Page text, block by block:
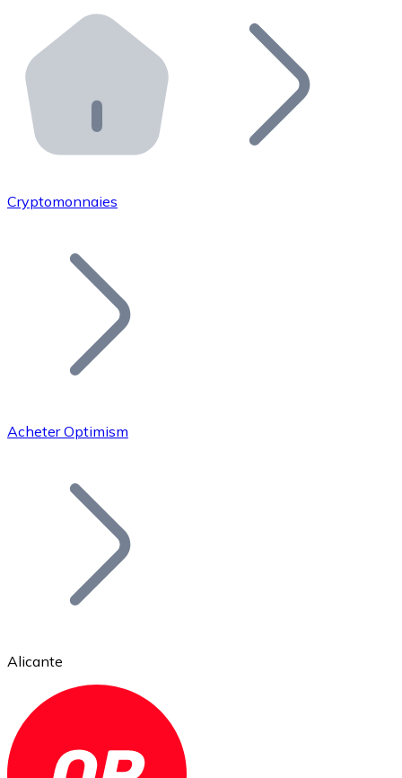
Distributeurs automatiques Bitnovo
Intégrez un ATM Bitnovo dans votre entreprise et
API Bitnovo
Intégrez notre API dans votre écosystème.
Rejoignez notre réseau de distributeurs et
Ajoutez le token de votre projet à notre service
Bitcoin
Ethereum
Cryptomonnaies
Acheter Optimism
Alicante